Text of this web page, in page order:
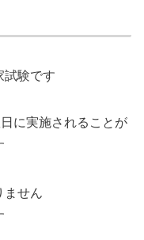
試験です
に実施されることが
ません